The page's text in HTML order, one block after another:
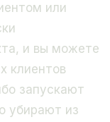
или
и вы можете
клиентов
запускают
убирают из